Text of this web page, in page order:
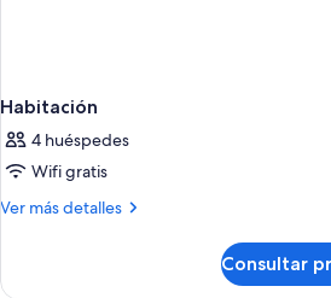
Habitación
4 huéspedes
Wifi gratis
Ver más detalles
Más
Consultar